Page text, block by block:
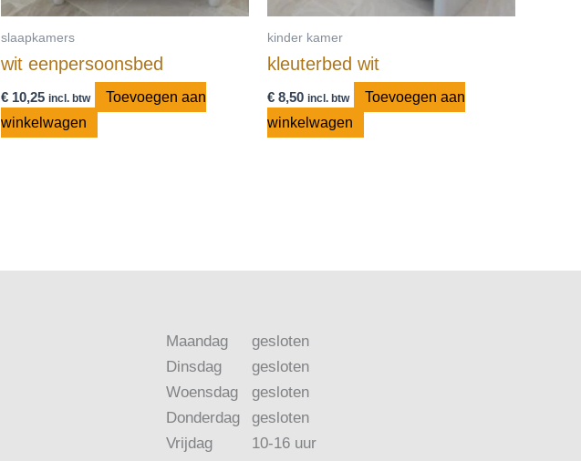
slaapkamers
wit eenpersoonsbed
€10,25 incl. btw
Toevoegen aan
winkelwagen
kinder kamer
kleuterbed wit
€8,50 incl. btw
Toevoegen aan
winkelwagen
Maandag
Dinsdag
Woensdag
Donderdag
Vrijdag
gesloten
gesloten
gesloten
gesloten
10-16 uur